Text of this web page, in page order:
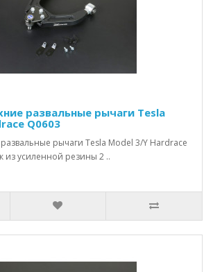
развальные рычаги Tesla
Q0603
рычаги Tesla Model 3/Y Hardrace
из усиленной резины 2 ..